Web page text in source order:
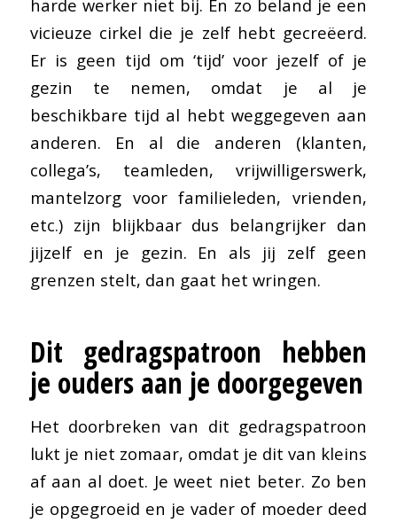
harde werker niet bij. En zo beland je een
vicieuze cirkel die je zelf hebt gecreëerd.
Er is geen tijd om ‘tijd’ voor jezelf of je
gezin te nemen, omdat je al je
beschikbare tijd al hebt weggegeven aan
anderen. En al die anderen (klanten,
collega’s, teamleden, vrijwilligerswerk,
mantelzorg voor familieleden, vrienden,
etc.) zijn blijkbaar dus belangrijker dan
jijzelf en je gezin. En als jij zelf geen
grenzen stelt, dan gaat het wringen.
Dit gedragspatroon hebben
je ouders aan je doorgegeven
Het doorbreken van dit gedragspatroon
lukt je niet zomaar, omdat je dit van kleins
af aan al doet. Je weet niet beter. Zo ben
je opgegroeid en je vader of moeder deed